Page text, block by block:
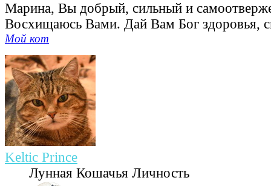
Марина, Вы добрый, сильный и
Восхищаюсь Вами. Дай Вам Бог здоровья,
Мой кот
Keltic Prince
Лунная Кошачья Личность